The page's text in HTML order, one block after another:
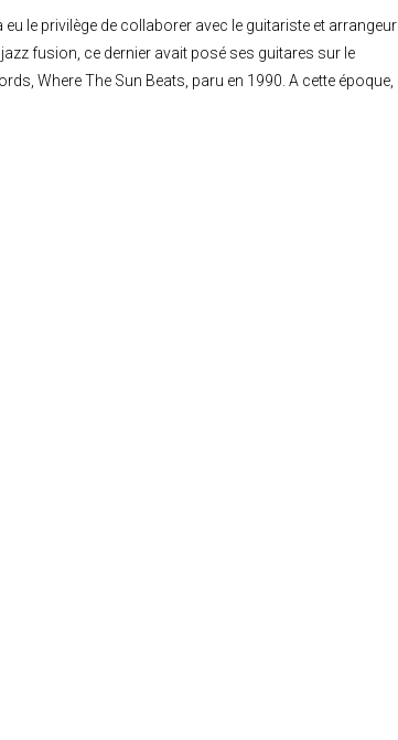
le privilège de collaborer avec le guitariste et arrangeur
fusion, ce dernier avait posé ses guitares sur le
Where The Sun Beats, paru en 1990. A cette époque,